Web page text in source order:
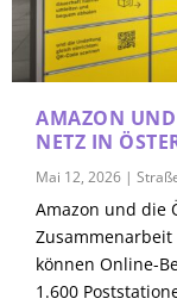
AMAZON
NETZ IN
Mai 12, 2026 |
Amazon und die
können Online-
1.600